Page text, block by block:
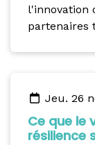
l'innovation
partenaires
jeu. 26
Ce que le
résilience